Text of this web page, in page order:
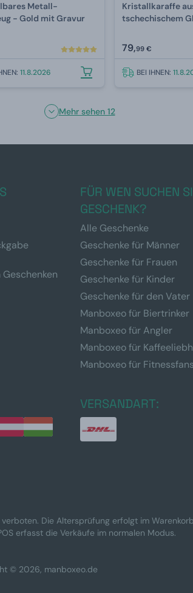
Metall-
- Gold mit Gravur
11.8.2026
Kristallkaraffe
tschechischem
ml
79,99 €
BEI IHNEN:
Mehr sehen 12
FÜR WEN SUCHEN
GESCHENK?
Alle Geschenke
Geschenke für Männer
Geschenke für Frauen
Geschenke für Kinder
Geschenke für den Vater
Manboxeo für Biertrinker
Manboxeo für Angler
Manboxeo für
Manboxeo für Fitnessfans
VERSANDART:
Die Altersprüfung erfolgt im
erfasst die Verkäufe im normalen Modus.
© 2026, manboxeo.de